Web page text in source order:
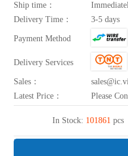
Ship time：
Delivery Time：
3-5 days
Payment Method
Delivery Services
Sales：
Latest Price：
Please
In Stock: 101861 pcs